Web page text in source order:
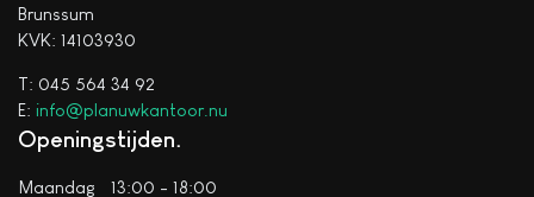
Brunssum
KVK: 14103930
T: 045 564 34 92
E: info@planuwkantoor.nu
Openingstijden
Maandag 13:00 - 18:00